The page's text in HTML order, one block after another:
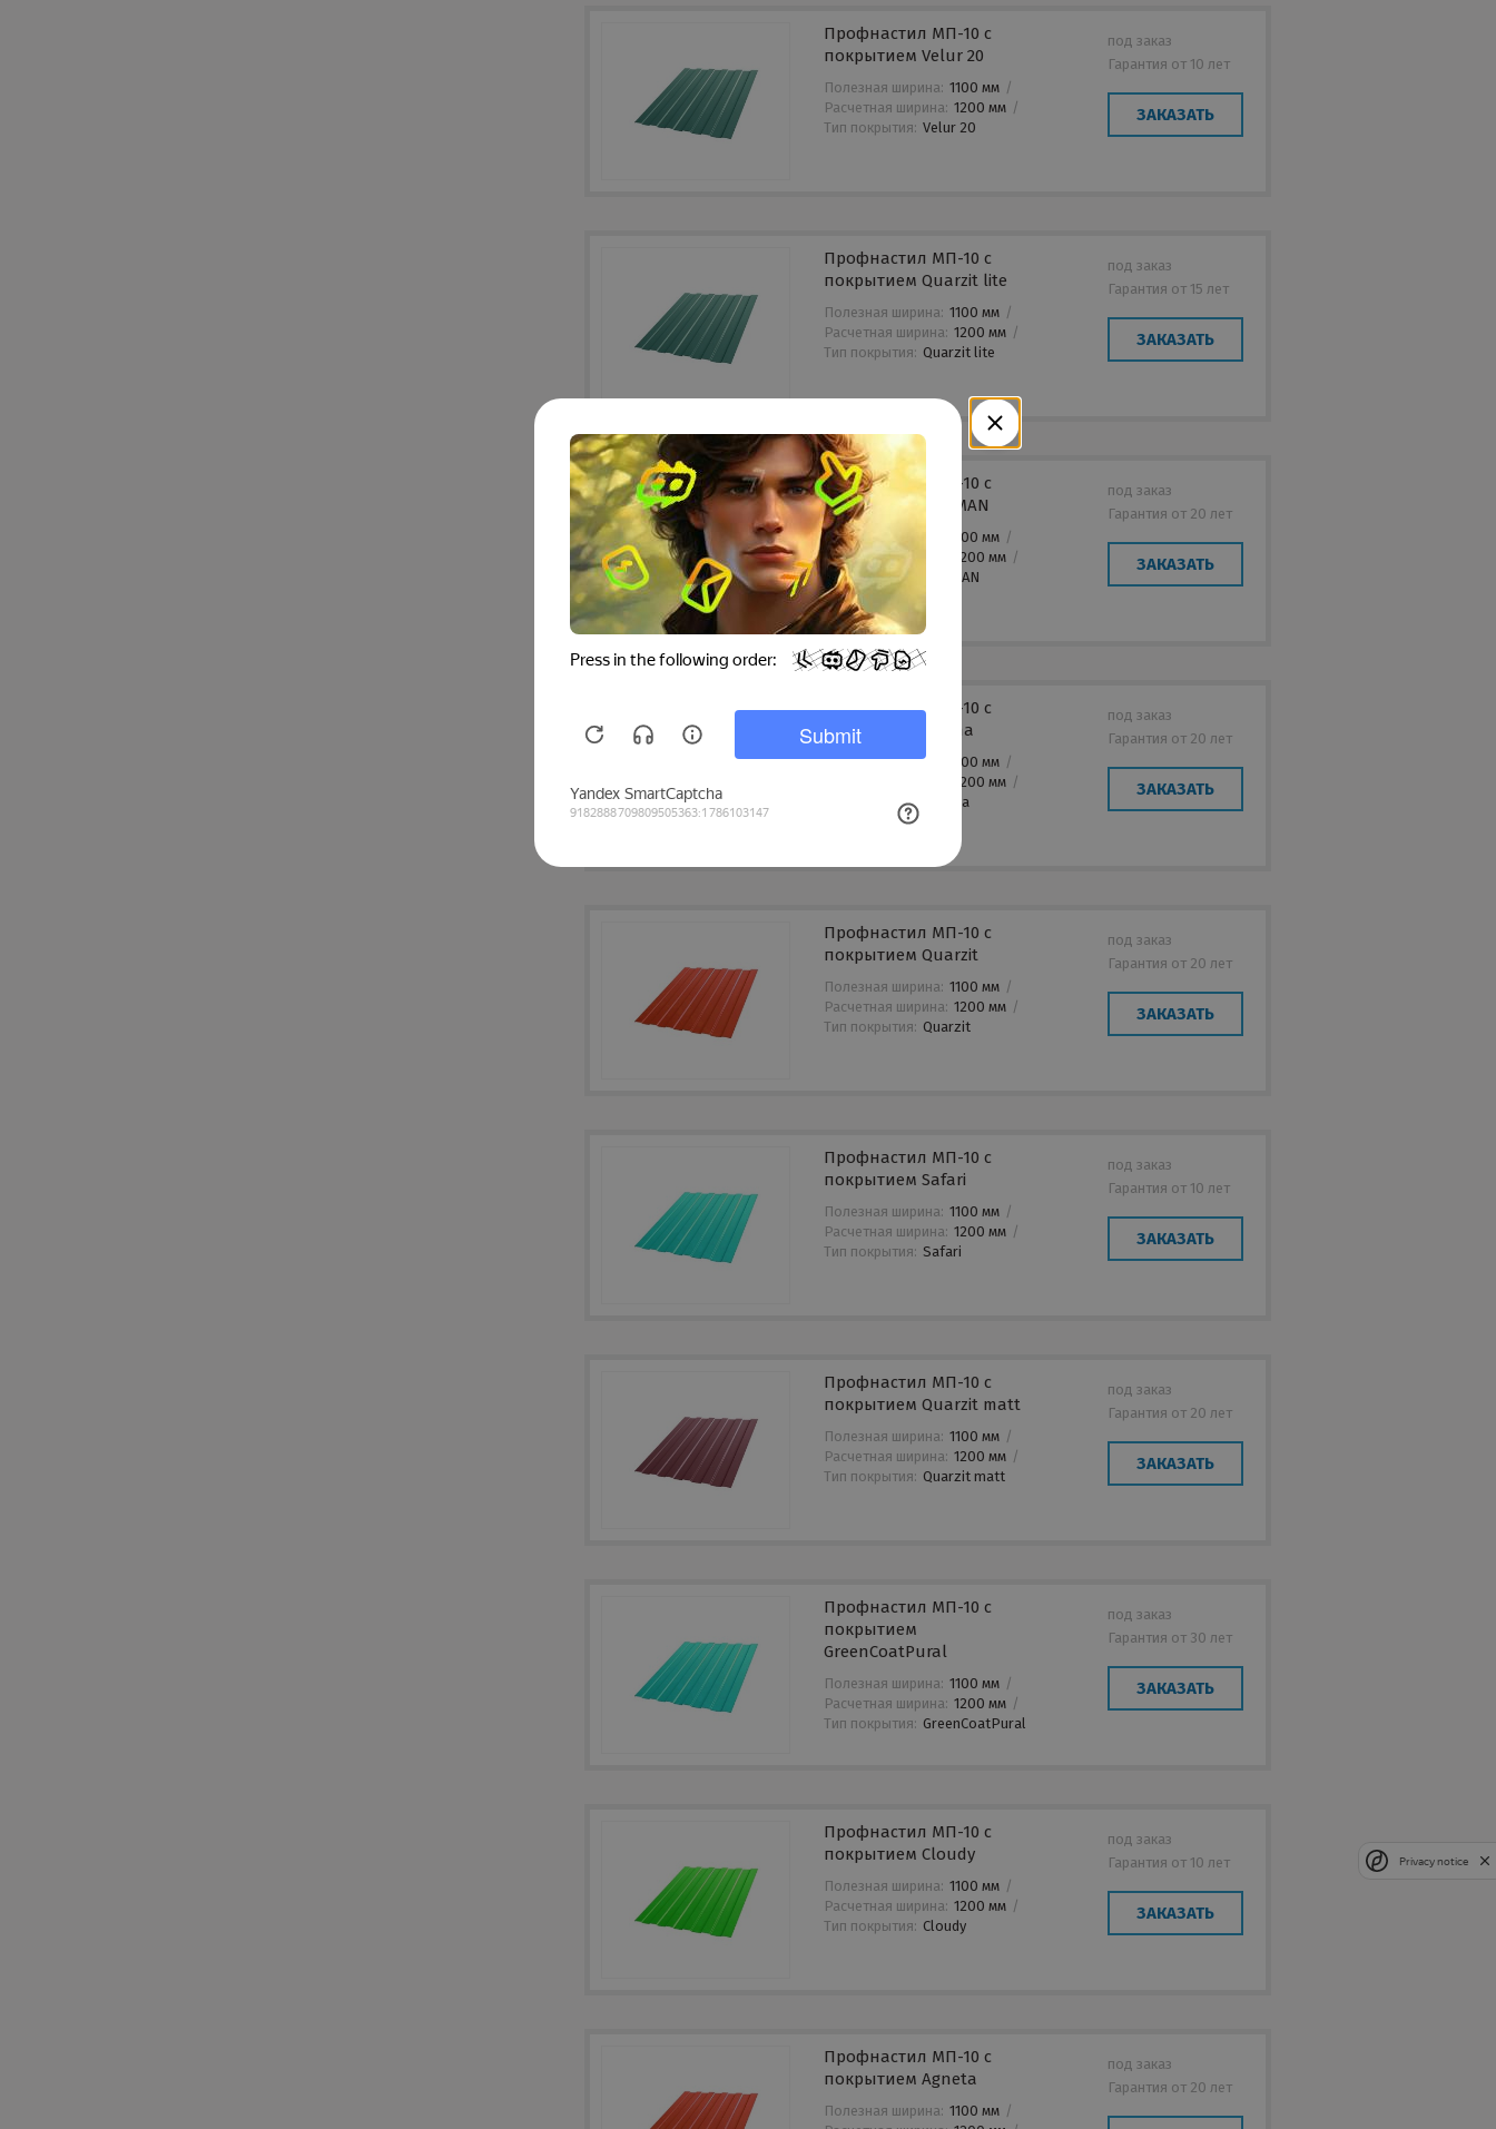
Профнастил МП-10 с
покрытием Velur 20
Полезная ширина: 1100 мм /
Расчетная ширина: 1200 мм /
Тип покрытия: Velur 20
под заказ
Гарантия от 10 лет
ЗАКАЗАТЬ
Профнастил МП-10 с
покрытием Quarzit lite
Полезная ширина: 1100 мм /
Расчетная ширина: 1200 мм /
Тип покрытия: Quarzit lite
под заказ
Гарантия от 15 лет
ЗАКАЗАТЬ
Профнастил МП-10 с
покрытием PURMAN
Полезная ширина: 1100 мм /
Расчетная ширина:
1200 мм /
Тип покрытия:
PURMAN
под заказ
Гарантия от 20 лет
ЗАКАЗАТЬ
Профнастил МП-10 с
покрытием Prisma
Полезная ширина: 1100 мм /
1200 мм /
Тип покрытия:
Prisma
под заказ
Гарантия от 20 лет
ЗАКАЗАТЬ
Профнастил МП-10 с
покрытием Quarzit
Полезная ширина: 1100 мм /
Расчетная ширина: 1200 мм /
Тип покрытия: Quarzit
под заказ
Гарантия от 20 лет
ЗАКАЗАТЬ
Профнастил МП-10 с
покрытием Safari
Полезная ширина: 1100 мм /
Расчетная ширина: 1200 мм /
Тип покрытия: Safari
под заказ
Гарантия от 10 лет
ЗАКАЗАТЬ
Профнастил МП-10 с
покрытием Quarzit matt
Полезная ширина: 1100 мм /
Расчетная ширина: 1200 мм /
Тип покрытия: Quarzit matt
под заказ
Гарантия от 20 лет
ЗАКАЗАТЬ
Профнастил МП-10 с
покрытием
GreenCoatPural
Полезная ширина: 1100 мм /
Расчетная ширина: 1200 мм /
Тип покрытия: GreenCoatPural
под заказ
Гарантия от 30 лет
ЗАКАЗАТЬ
Профнастил МП-10 с
покрытием Cloudy
Полезная ширина: 1100 мм /
Расчетная ширина: 1200 мм /
Тип покрытия: Cloudy
под заказ
Гарантия от 10 лет
ЗАКАЗАТЬ
Профнастил МП-10 с
покрытием Agneta
Полезная ширина: 1100 мм /
под заказ
Гарантия от 20 лет
Privacy notice